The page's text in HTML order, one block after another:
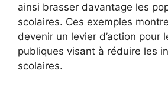
ainsi brasser davantage les
scolaires. Ces exemples
devenir un levier d’action pour
publiques visant à réduire les
scolaires.